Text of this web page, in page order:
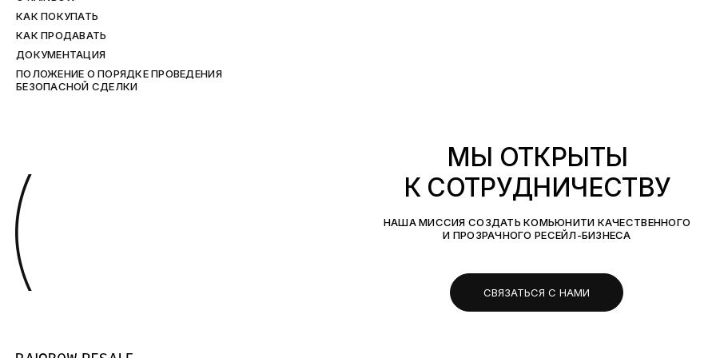
КАК ПОКУПАТЬ
КАК ПРОДАВАТЬ
ДОКУМЕНТАЦИЯ
ПОЛОЖЕНИЕ О ПОРЯДКЕ ПРОВЕДЕНИЯ
БЕЗОПАСНОЙ СДЕЛКИ
(
МЫ ОТКРЫТЫ
К СОТРУДНИЧЕСТВУ
НАША МИССИЯ СОЗДАТЬ КОМЬЮНИТИ КАЧЕСТВЕННОГО
И ПРОЗРАЧНОГО РЕСЕЙЛ-БИЗНЕСА
СВЯЗАТЬСЯ С НАМИ